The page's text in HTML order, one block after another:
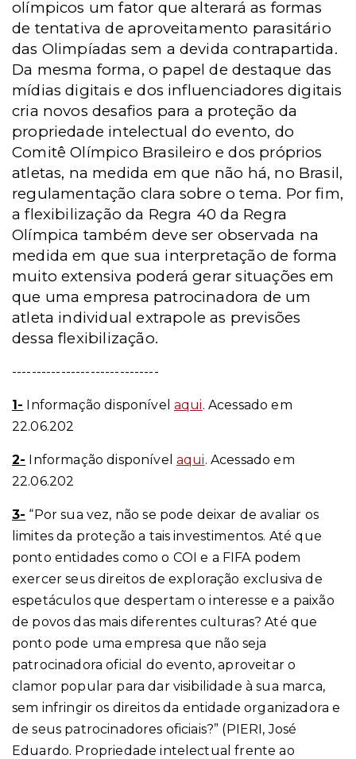
olímpicos um fator que alterará as formas
de tentativa de aproveitamento parasitário
das Olimpíadas sem a devida contrapartida.
Da mesma forma, o papel de destaque das
mídias digitais e dos influenciadores digitais
cria novos desafios para a proteção da
propriedade intelectual do evento, do
Comitê Olímpico Brasileiro e dos próprios
atletas, na medida em que não há, no Brasil,
regulamentação clara sobre o tema. Por fim,
a flexibilização da Regra 40 da Regra
Olímpica também deve ser observada na
medida em que sua interpretação de forma
muito extensiva poderá gerar situações em
que uma empresa patrocinadora de um
atleta individual extrapole as previsões
dessa flexibilização.
------------------------------
1- Informação disponívelaqui. Acessado em
22.06.202
2- Informação disponívelaqui. Acessado em
22.06.202
3- “Por sua vez, não se pode deixar de avaliar os
limites da proteção a tais investimentos. Até que
ponto entidades como o COI e a FIFA podem
exercer seus direitos de exploração exclusiva de
espetáculos que despertam o interesse e a paixão
de povos das mais diferentes culturas? Até que
ponto pode uma empresa que não seja
patrocinadora oficial do evento, aproveitar o
clamor popular para dar visibilidade à sua marca,
sem infringir os direitos da entidade organizadora e
de seus patrocinadores oficiais?” (PIERI, José
Eduardo. Propriedade intelectual frente ao